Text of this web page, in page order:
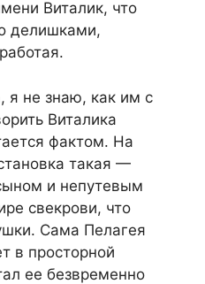
Виталик, что
делишками,
я не знаю, как им с
Виталика
фактом. На
такая —
и непутевым
свекрови, что
Сама Пелагея
в просторной
ее безвременно